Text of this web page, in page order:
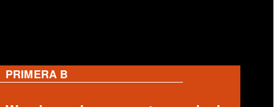
PRIMERA B
Deportes Temuco busca